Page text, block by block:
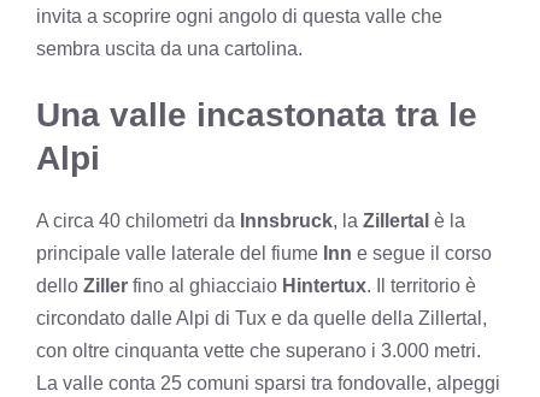
invita a scoprire ogni angolo di questa valle che
sembra uscita da una cartolina.
Una valle incastonata tra le
Alpi
A circa 40 chilometri da Innsbruck, la Zillertal è la
principale valle laterale del fiume Inn e segue il corso
dello Ziller fino al ghiacciaio Hintertux. Il territorio è
circondato dalle Alpi di Tux e da quelle della Zillertal,
con oltre cinquanta vette che superano i 3.000 metri.
La valle conta 25 comuni sparsi tra fondovalle, alpeggi